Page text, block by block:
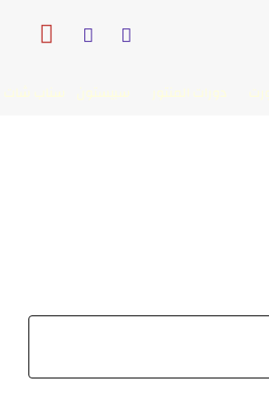
دورات المنتور سبيستون سناب شات